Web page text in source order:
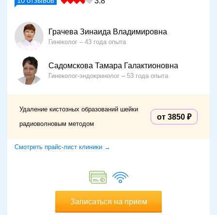
Грачева Зинаида Владимировна
Гинеколог 43 года опыта
Садомскова Тамара Галактионовна
Гинеколог-эндокринолог 53 года опыта
Удаление кистозных образований шейки
радиоволновым методом
от 3850
Смотреть прайс-лист клиники →
Записаться на прием